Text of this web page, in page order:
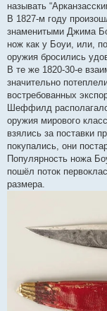
называть
В 1827-м году
знаменитыми Джима
нож как у Боуи, или,
оружия бросились
В те же 1820-30-е
значительно
востребованных
Шеффилд
оружия мирового
взялись за поставки
покупались, они
Популярность ножа
пошёл поток
размера.